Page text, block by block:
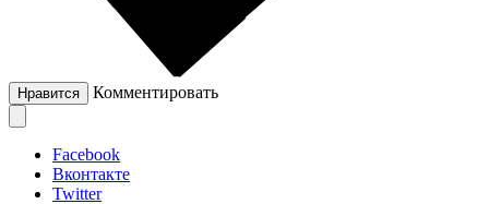
Нравится Комментировать
Facebook
Вконтакте
Twitter